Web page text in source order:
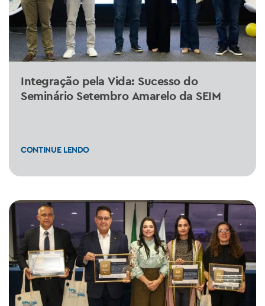
Integração pela Vida: Sucesso do
Seminário Setembro Amarelo da SEIM
CONTINUE LENDO